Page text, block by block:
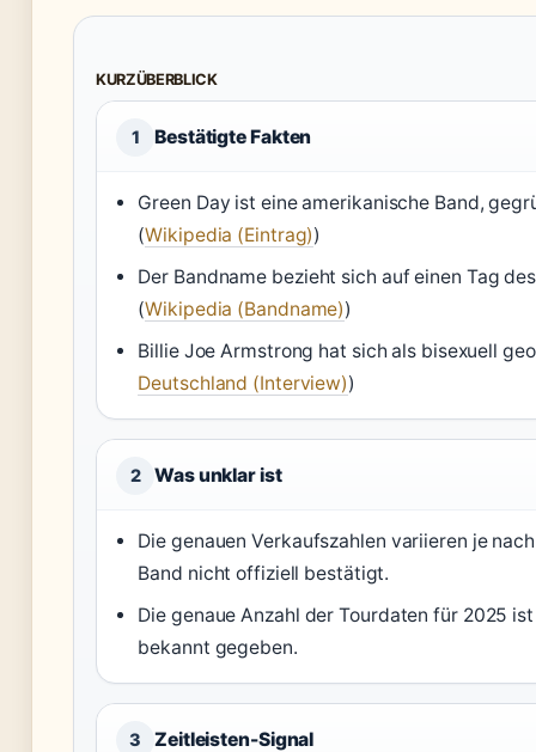
KURZÜBERBLICK
1 Bestätigte Fakten
Green Day ist eine amerikanische Band,
(Wikipedia (Eintrag))
Der Bandname bezieht sich auf einen Tag
(Wikipedia (Bandname))
Billie Joe Armstrong hat sich als bisexuell
Deutschland (Interview))
2 Was unklar ist
Die genauen Verkaufszahlen variieren je
Band nicht offiziell bestätigt.
Die genaue Anzahl der Tourdaten für 2025
bekannt gegeben.
3 Zeitleisten-Signal